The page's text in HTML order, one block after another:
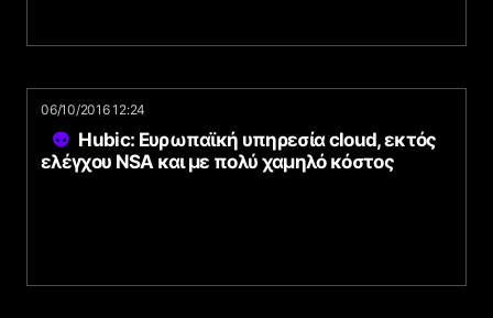
06/10/2016 12:24
Hubic: Ευρωπαϊκή υπηρεσία cloud, εκτός
ελέγχου NSA και με πολύ χαμηλό κόστος